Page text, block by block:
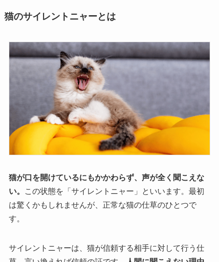
猫のサイレントニャーとは
猫が口を開けているにもかかわらず、声が全く聞こえな
い。
この状態を「サイレントニャー」といいます。最初
は驚くかもしれませんが、正常な猫の仕草のひとつで
す。
サイレントニャーは、猫が信頼する相手に対して行う仕